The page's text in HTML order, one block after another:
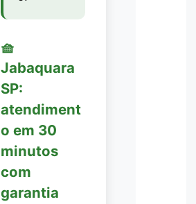
🧺
Jabaquara
SP:
atendiment
o em 30
minutos
com
garantia